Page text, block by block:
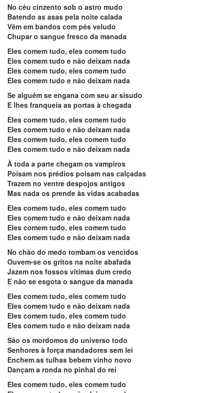
No céu cinzento sob o astro mudo
Batendo as asas pela noite calada
Vêm em bandos com pés veludo
Chupar o sangue fresco da manada
Eles comem tudo, eles comem tudo
Eles comem tudo e não deixam nada
Eles comem tudo, eles comem tudo
Eles comem tudo e não deixam nada
Se alguém se engana com seu ar sisudo
E lhes franqueia as portas à chegada
Eles comem tudo, eles comem tudo
Eles comem tudo e não deixam nada
Eles comem tudo, eles comem tudo
Eles comem tudo e não deixam nada
À toda a parte chegam os vampiros
Poisam nos prédios poisam nas calçadas
Trazem no ventre despojos antigos
Mas nada os prende às vidas acabadas
Eles comem tudo, eles comem tudo
Eles comem tudo e não deixam nada
Eles comem tudo, eles comem tudo
Eles comem tudo e não deixam nada
No chão do medo tombam os vencidos
Ouvem-se os gritos na noite abafada
Jazem nos fossos vítimas dum credo
E não se esgota o sangue da manada
Eles comem tudo, eles comem tudo
Eles comem tudo e não deixam nada
Eles comem tudo, eles comem tudo
Eles comem tudo e não deixam nada
São os mordomos do universo todo
Senhores à força mandadores sem lei
Enchem as tulhas bebem vinho novo
Dançam a ronda no pinhal do rei
Eles comem tudo, eles comem tudo